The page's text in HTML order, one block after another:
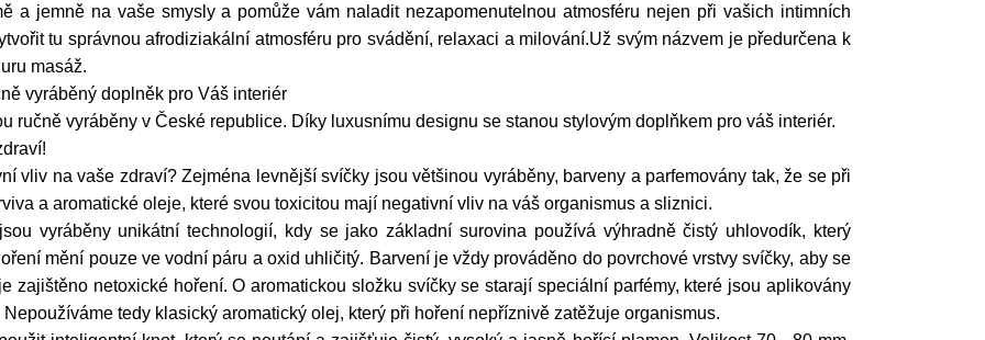
a jemně na vaše smysly a pomůže vám naladit nezapomenutelnou atmosféru nejen při vašich intimních
tu správnou afrodiziakální atmosféru pro svádění, relaxaci a milování.Už svým názvem je předurčena k
masáž.
vyráběný doplněk pro Váš interiér
ručně vyráběny v České republice. Díky luxusnímu designu se stanou stylovým doplňkem pro váš interiér.
vliv na vaše zdraví? Zejména levnější svíčky jsou většinou vyráběny, barveny a parfemovány tak, že se při
a aromatické oleje, které svou toxicitou mají negativní vliv na váš organismus a sliznici.
vyráběny unikátní technologií, kdy se jako základní surovina používá výhradně čistý uhlovodík, který
mění pouze ve vodní páru a oxid uhličitý. Barvení je vždy prováděno do povrchové vrstvy svíčky, aby se
zajištěno netoxické hoření. O aromatickou složku svíčky se starají speciální parfémy, které jsou aplikovány
tedy klasický aromatický olej, který při hoření nepříznivě zatěžuje organismus.